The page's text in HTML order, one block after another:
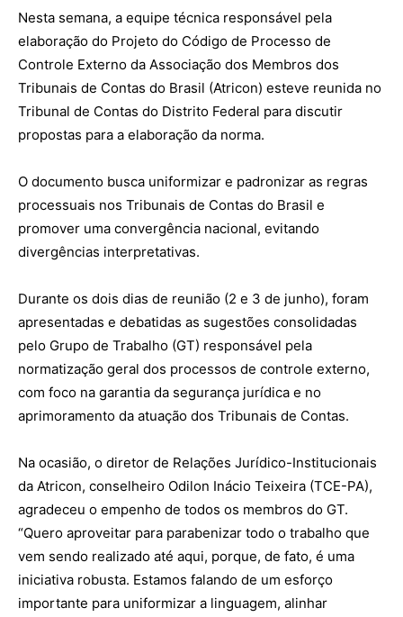
Nesta semana, a equipe técnica responsável pela
elaboração do Projeto do Código de Processo de
Controle Externo da Associação dos Membros dos
Tribunais de Contas do Brasil (Atricon) esteve reunida no
Tribunal de Contas do Distrito Federal para discutir
propostas para a elaboração da norma.
O documento busca uniformizar e padronizar as regras
processuais nos Tribunais de Contas do Brasil e
promover uma convergência nacional, evitando
divergências interpretativas.
Durante os dois dias de reunião (2 e 3 de junho), foram
apresentadas e debatidas as sugestões consolidadas
pelo Grupo de Trabalho (GT) responsável pela
normatização geral dos processos de controle externo,
com foco na garantia da segurança jurídica e no
aprimoramento da atuação dos Tribunais de Contas.
Na ocasião, o diretor de Relações Jurídico-Institucionais
da Atricon, conselheiro Odilon Inácio Teixeira (TCE-PA),
agradeceu o empenho de todos os membros do GT.
“Quero aproveitar para parabenizar todo o trabalho que
vem sendo realizado até aqui, porque, de fato, é uma
iniciativa robusta. Estamos falando de um esforço
importante para uniformizar a linguagem, alinhar